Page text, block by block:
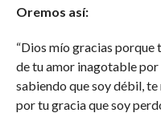
Oremos así:
“Dios mío gracias porque
de tu amor inagotable
sabiendo que soy débil,
por tu gracia que soy